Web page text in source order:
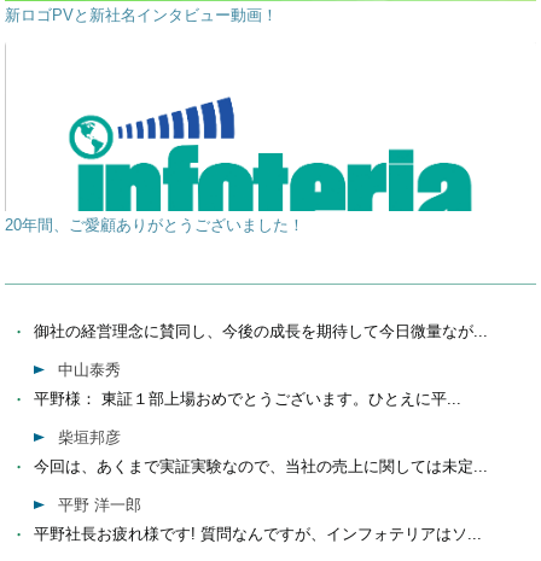
新ロゴPVと新社名インタビュー動画！
20年間、ご愛顧ありがとうございました！
御社の経営理念に賛同し、今後の成長を期待して今日微量なが...
中山泰秀
平野様： 東証１部上場おめでとうございます。ひとえに平...
柴垣邦彦
今回は、あくまで実証実験なので、当社の売上に関しては未定...
平野 洋一郎
平野社長お疲れ様です! 質問なんですが、インフォテリアはソ...